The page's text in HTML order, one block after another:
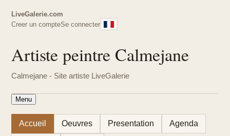
LiveGalerie.com
Creer un compteSe connecter
Artiste peintre Calmejane
Calmejane - Site artiste LiveGalerie
Menu
Accueil Oeuvres Presentation Agenda